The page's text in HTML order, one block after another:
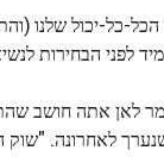
כל-יכול שלנו
לאן אתה חושב
לאחרונה.